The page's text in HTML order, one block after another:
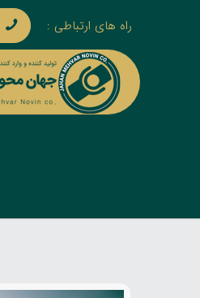
راه های ارتباطی :